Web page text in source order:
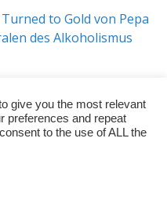
to Gold von Pepa
des Alkoholismus
Powered by
give you the most relevant
preferences and repeat
to the use of ALL the